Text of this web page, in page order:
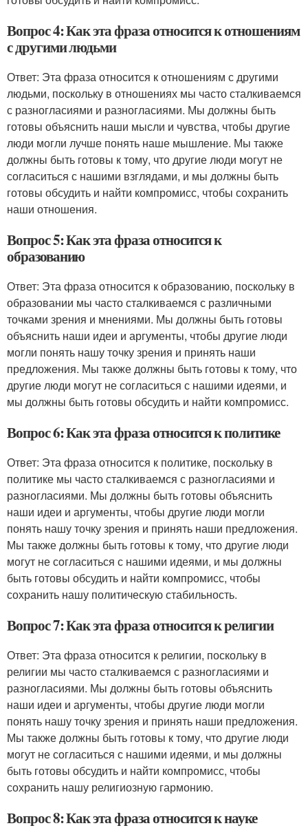
Вопрос 4: Как эта фраза относится к отношениям
с другими людьми
Ответ: Эта фраза относится к отношениям с другими
людьми, поскольку в отношениях мы часто сталкиваемся
с разногласиями и разногласиями. Мы должны быть
готовы объяснить наши мысли и чувства, чтобы другие
люди могли лучше понять наше мышление. Мы также
должны быть готовы к тому, что другие люди могут не
согласиться с нашими взглядами, и мы должны быть
готовы обсудить и найти компромисс, чтобы сохранить
наши отношения.
Вопрос 5: Как эта фраза относится к
образованию
Ответ: Эта фраза относится к образованию, поскольку в
образовании мы часто сталкиваемся с различными
точками зрения и мнениями. Мы должны быть готовы
объяснить наши идеи и аргументы, чтобы другие люди
могли понять нашу точку зрения и принять наши
предложения. Мы также должны быть готовы к тому, что
другие люди могут не согласиться с нашими идеями, и
мы должны быть готовы обсудить и найти компромисс.
Вопрос 6: Как эта фраза относится к политике
Ответ: Эта фраза относится к политике, поскольку в
политике мы часто сталкиваемся с разногласиями и
разногласиями. Мы должны быть готовы объяснить
наши идеи и аргументы, чтобы другие люди могли
понять нашу точку зрения и принять наши предложения.
Мы также должны быть готовы к тому, что другие люди
могут не согласиться с нашими идеями, и мы должны
быть готовы обсудить и найти компромисс, чтобы
сохранить нашу политическую стабильность.
Вопрос 7: Как эта фраза относится к религии
Ответ: Эта фраза относится к религии, поскольку в
религии мы часто сталкиваемся с разногласиями и
разногласиями. Мы должны быть готовы объяснить
наши идеи и аргументы, чтобы другие люди могли
понять нашу точку зрения и принять наши предложения.
Мы также должны быть готовы к тому, что другие люди
могут не согласиться с нашими идеями, и мы должны
быть готовы обсудить и найти компромисс, чтобы
сохранить нашу религиозную гармонию.
Вопрос 8: Как эта фраза относится к науке